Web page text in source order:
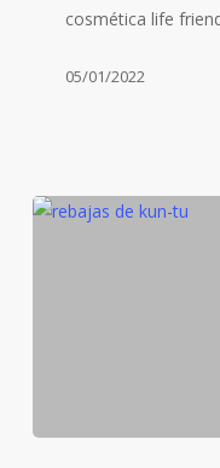
cosmética life
05/01/2022